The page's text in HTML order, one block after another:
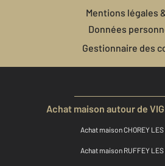
Mentions légales
Données
Gestionnaire des
Achat maison autour de
Achat maison CHOREY
Achat maison RUFFEY